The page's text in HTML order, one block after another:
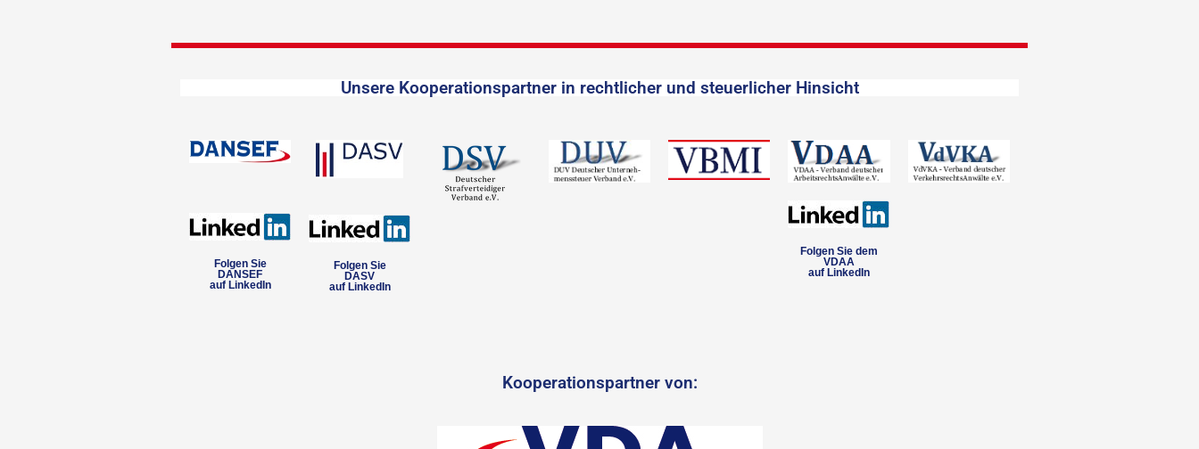
Unsere Kooperationspartner in rechtlicher und steuerlicher Hinsicht
Folgen Sie
DANSEF
auf LinkedIn
Folgen Sie
DASV
auf LinkedIn
Folgen Sie dem
VDAA
auf LinkedIn
Kooperationspartner von: